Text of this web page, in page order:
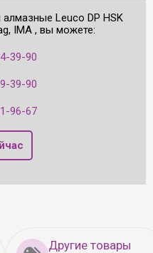
Leuco DP HSK
IMA , вы можете:
39-90
39-90
96-67
Другие товары